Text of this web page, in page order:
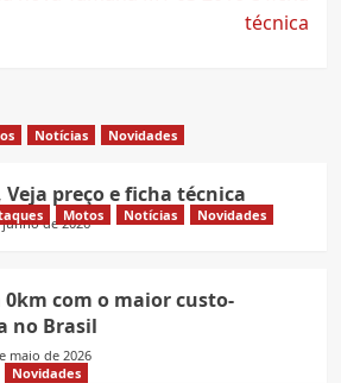
técnica
Notícias Novidades
Veja preço e ficha técnica
de 2026
Motos Notícias
Novidades
com o maior custo-
no Brasil
maio de 2026
Novidades